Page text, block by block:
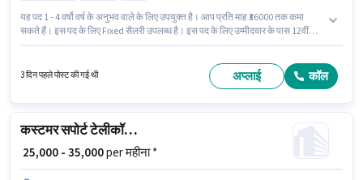
यह पद 1 - 4 वर्षो वर्ष के अनुभव वाले के लिए उपयुक्त है। आप प्रति माह ₹36000 तक कमा
सकते हैं। इस पद के लिए Fixed सैलरी उपलब्ध है। इस पद के लिए उम्मीदवार के पास 12वीं
PF, मेडिकल बेनिफिट्स पद और कंपनी की नीतियों के अनुसार दिए जा सकते हैं।
3 दिन पहले पोस्ट की गई थी अप्लाई कॉल
कस्टमर सपोर्ट टेलीकॉलिंग टीम लीडर
₹ 25,000 - 35,000per महीना *